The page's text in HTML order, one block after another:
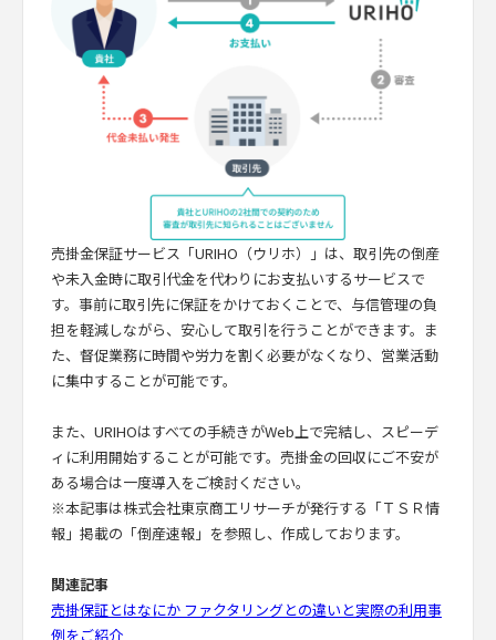
売掛金保証サービス「URIHO（ウリホ）」は、取引先の倒産
や未入金時に取引代金を代わりにお支払いするサービスで
す。事前に取引先に保証をかけておくことで、与信管理の負
担を軽減しながら、安心して取引を行うことができます。ま
た、督促業務に時間や労力を割く必要がなくなり、営業活動
に集中することが可能です。
また、URIHOはすべての手続きがWeb上で完結し、スピーデ
ィに利用開始することが可能です。売掛金の回収にご不安が
ある場合は一度導入をご検討ください。
※本記事は株式会社東京商工リサーチが発行する「ＴＳＲ情
報」掲載の「倒産速報」を参照し、作成しております。
関連記事
売掛保証とはなにか ファクタリングとの違いと実際の利用事
例をご紹介